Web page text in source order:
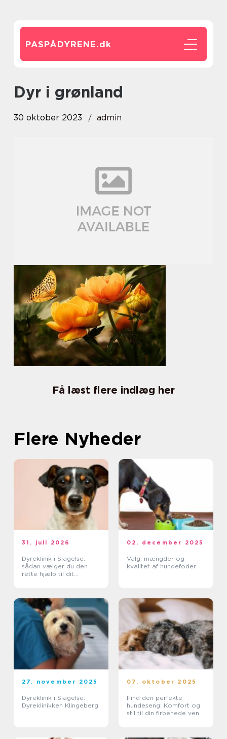
PASPÅDYRENE.dk
dyr i grønland
30 oktober 2023 admin
Få læst flere indlæg her
Flere Nyheder
31. juli 2026
Dyreklinik i Slagelse:
sådan vælger du den
rette hjælp til dit
02. december 2025
Valg, mængder og
kvalitet af hundefoder
27. november 2025
Dyreklinik i Slagelse:
Dyreklinikken Klingeberg
07. oktober 2025
Find den perfekte
hundeseng: Komfort og
stil til din firbenede ven